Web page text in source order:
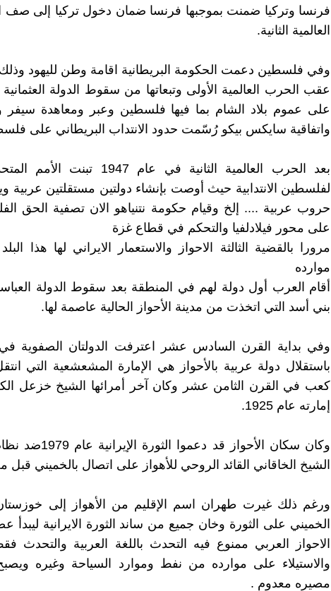
فرنسا وتركيا ضمنت بموجبها فرنسا ضمان دخول تركيا إلى صف
العالمية الثانية.
وفي فلسطين دعمت الحكومة البريطانية اقامة وطن لليهود وذلك
عقب الحرب العالمية الأولى وتبعاتها من سقوط الدولة
على عموم بلاد الشام بما فيها فلسطين وعبر ومعاهدة
واتفاقية سايكس بيكو رُسّمت حدود الانتداب البريطاني على
بعد الحرب العالمية الثانية في
لفلسطين الانتدابية حيث أوصت بإنشاء دولتين مستقلتين عربية
حروب عربية .... إلخ وقيام حكومة نتنياهو الان تصفية الحق
على محور فيلادلفيا والتحكم في قطاع غزة
مرورا بالقضية الثالثة الاحواز والاستعمار الايراني لها هذا
موارده
أقام العرب أول دولة لهم في المنطقة بعد سقوط الدولة
بني أسد التي اتخذت من مدينة الأحواز الحالية عاصمة لها.
وفي بداية القرن السادس عشر اعترفت الدولتان الصفوية في
باستقلال دولة عربية بالأحواز هي الإمارة المشعشعية التي
كعب في القرن الثامن عشر وكان آخر أمرائها الشيخ خزعل
إمارته عام 1925.
وكان سكان الأحواز قد
الشيخ الخاقاني القائد الروحي للأهواز على اتصال بالخميني قبل
ورغم ذلك غيرت طهران اسم الإقليم من الأهواز إلى
الخميني على الثورة وخان جميع من ساند الثورة الايرانية
الاحواز العربي ممنوع فيه التحدث باللغة العربية والتحدث
والاستيلاء على موارده من نفط وموارد السياحة وغيره
مصيره معدوم .